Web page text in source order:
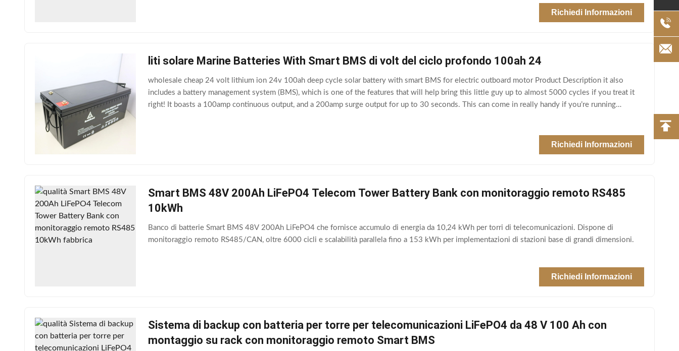
Richiedi Informazioni
liti solare Marine Batteries With Smart BMS di volt del ciclo profondo 100ah 24
wholesale cheap 24 volt lithium ion 24v 100ah deep cycle solar battery with smart BMS for electric outboard motor Product Description it also
includes a battery management system (BMS), which is one of the features that will help bring this little guy up to almost 5000 cycles if you treat it
right! It boasts a 100amp continuous output, and a 200amp surge output for up to 30 seconds. This can come in really handy if you’re running
Richiedi Informazioni
Smart BMS 48V 200Ah LiFePO4 Telecom Tower Battery Bank con monitoraggio remoto RS485
10kWh
Banco di batterie Smart BMS 48V 200Ah LiFePO4 che fornisce accumulo di energia da 10,24 kWh per torri di telecomunicazioni. Dispone di
monitoraggio remoto RS485/CAN, oltre 6000 cicli e scalabilità parallela fino a 153 kWh per implementazioni di stazioni base di grandi dimensioni.
Richiedi Informazioni
Sistema di backup con batteria per torre per telecomunicazioni LiFePO4 da 48 V 100 Ah con
montaggio su rack con monitoraggio remoto Smart BMS